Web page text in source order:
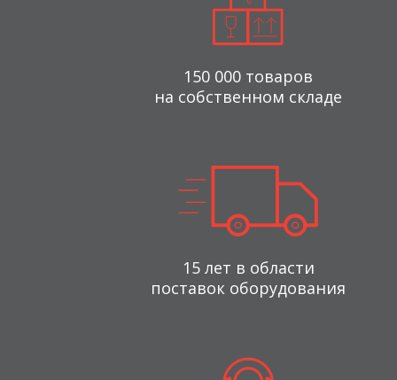
150 000 товаров
на собственном складе
15 лет в области
поставок оборудования